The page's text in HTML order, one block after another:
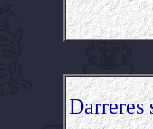
Darreres